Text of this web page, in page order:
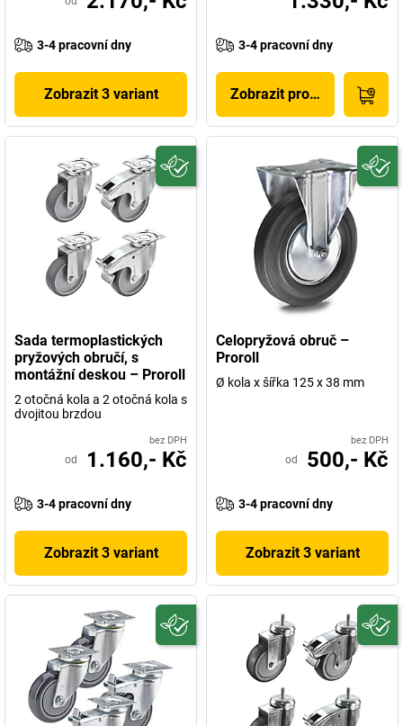
3-4 pracovní dny
Zobrazit 3 variant
3-4 pracovní dny
Zobrazit produkt
Sada termoplastických
pryžových obručí, s
montážní deskou – Proroll
2 otočná kola a 2 otočná kola s
dvojitou brzdou
bez DPH
od 1.160,- Kč
3-4 pracovní dny
Zobrazit 3 variant
Celopryžová obruč –
Proroll
Ø kola x šířka 125 x 38 mm
bez DPH
od 500,- Kč
3-4 pracovní dny
Zobrazit 3 variant